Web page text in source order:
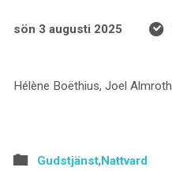
sön 3 augusti 2025
Hélène Boëthius, Joel Almroth
Gudstjänst,Nattvard